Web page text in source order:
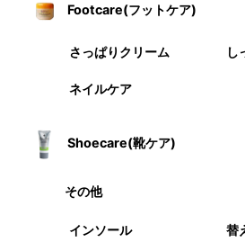
Footcare(フットケア)
さっぱりクリーム し
ネイルケア
Shoecare(靴ケア)
その他
インソール 替